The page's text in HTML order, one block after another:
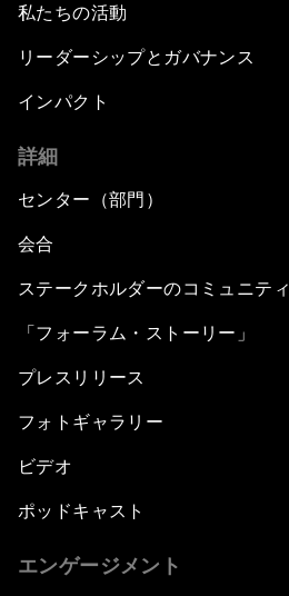
私たちの活動
リーダーシップとガバナンス
インパクト
詳細
センター（部門）
会合
ステークホルダーのコミュニティ
「フォーラム・ストーリー」
プレスリリース
フォトギャラリー
ビデオ
ポッドキャスト
エンゲージメント